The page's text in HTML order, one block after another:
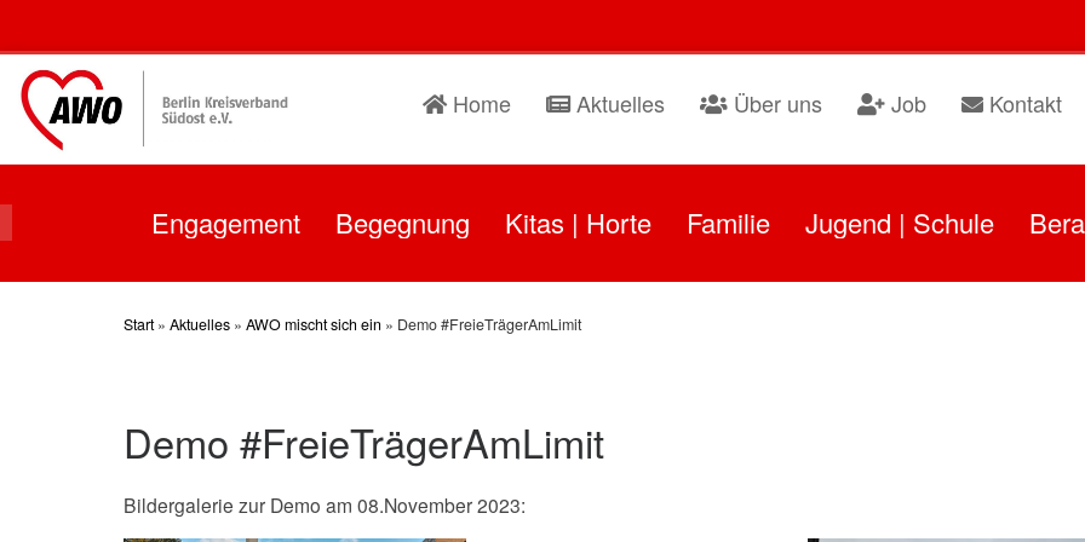
content
Home Aktuelles Über uns Job Kontakt
Engagement Begegnung Kitas | Horte Familie Jugend | Schule
Start » Aktuelles » AWO mischt sich ein » Demo #FreieTrägerAmLimit
Demo #FreieTrägerAmLimit
Bildergalerie zur Demo am 08.November 2023: